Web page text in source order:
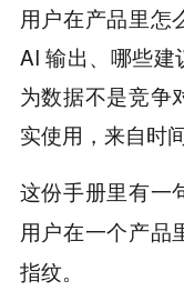
用户在产品里怎
AI 输出、哪些
为数据不是竞争
实使用，来自时
这份手册里有一
用户在一个产品
指纹。